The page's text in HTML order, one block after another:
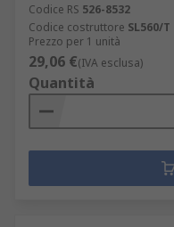
Codice RS 526-8532
Codice costruttore SL560/T
Prezzo per 1 unità
29,06 €(IVA esclusa)
Quantità